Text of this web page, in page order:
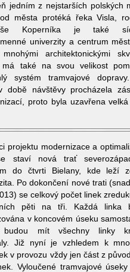
jedním z nejstarších polských
města protéká řeka Visla,
Koperníka je také
univerzity a centrum
architektonickými
má také na svou velikost
systém tramvajové
době návštěvy procházela
proto byla uzavřena
projektu modernizace a
staví nová trať
do čtvrti Bielany, kde leží
Po dokončení nové trati
se celkový počet linek
pěti na tři. Každá linka
v koncovém úseku
budou mít všechny linky
Již nyní je vzhledem k
v provozu vždy jen část z
Vyloučené tramvajové úseky